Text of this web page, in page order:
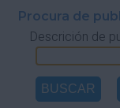
Procura de
Descrición de